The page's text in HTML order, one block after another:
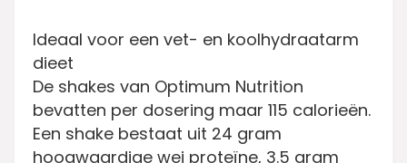
Ideaal voor een vet- en koolhydraatarm
dieet
De shakes van Optimum Nutrition
bevatten per dosering maar 115 calorieën.
Een shake bestaat uit 24 gram
hoogwaardige wei proteïne, 3.5 gram